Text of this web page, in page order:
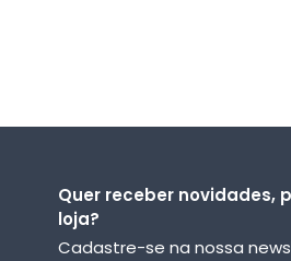
Quer receber novidades,
loja?
Cadastre-se na nossa